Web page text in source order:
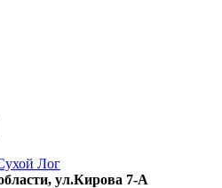
Лог
ул.Кирова 7-А